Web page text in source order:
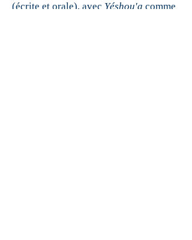
(écrite et orale), avec Yéshou'a comme